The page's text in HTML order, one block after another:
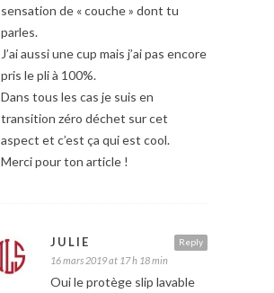
sensation de « couche » dont tu
parles.
J’ai aussi une cup mais j’ai pas encore
pris le pli à 100%.
Dans tous les cas je suis en
transition zéro déchet sur cet
aspect et c’est ça qui est cool.
Merci pour ton article !
Reply
JULIE
16 mars 2019 at 17 h 18 min
Oui le protège slip lavable